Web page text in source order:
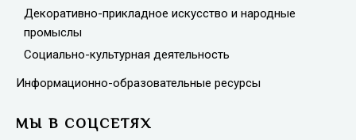
Декоративно-прикладное искусство и народные
промыслы
Социально-культурная деятельность
Информационно-образовательные ресурсы
МЫ В СОЦСЕТЯХ